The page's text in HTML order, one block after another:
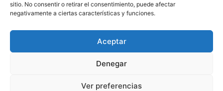
sitio. No consentir o retirar el consentimiento, puede afectar
negativamente a ciertas características y funciones.
Aceptar
Denegar
Ver preferencias